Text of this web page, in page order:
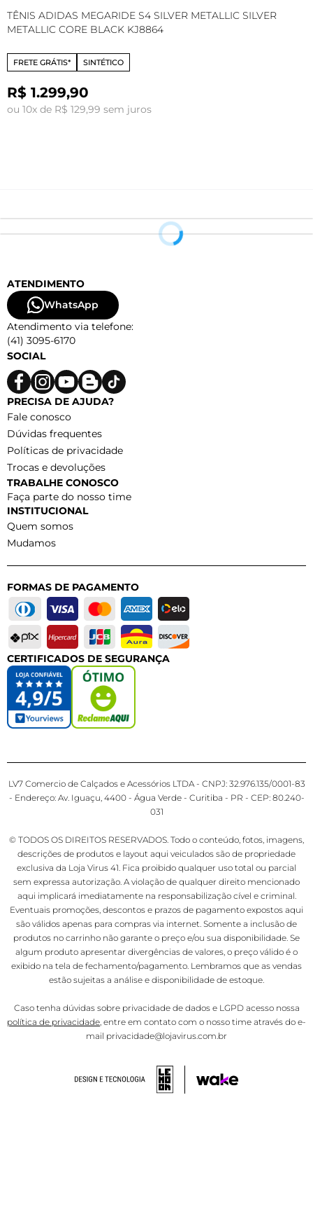
TÊNIS ADIDAS MEGARIDE S4 SILVER METALLIC SILVER
METALLIC CORE BLACK KJ8864
FRETE GRÁTIS* SINTÉTICO
R$ 1.299,90
ou 10x de R$ 129,99 sem juros
ATENDIMENTO
WhatsApp
Atendimento via telefone:
(41) 3095-6170
SOCIAL
PRECISA DE AJUDA?
Fale conosco
Dúvidas frequentes
Políticas de privacidade
Trocas e devoluções
TRABALHE CONOSCO
Faça parte do nosso time
INSTITUCIONAL
Quem somos
Mudamos
FORMAS DE PAGAMENTO
CERTIFICADOS DE SEGURANÇA
LV7 Comercio de Calçados e Acessórios LTDA - CNPJ: 32.976.135/0001-83
- Endereço: Av. Iguaçu, 4400 - Água Verde - Curitiba - PR - CEP: 80.240-
031
© TODOS OS DIREITOS RESERVADOS. Todo o conteúdo, fotos, imagens,
descrições de produtos e layout aqui veiculados são de propriedade
exclusiva da Loja Virus 41. Fica proibido qualquer uso total ou parcial
sem expressa autorização. A violação de qualquer direito mencionado
aqui implicará imediatamente na responsabilização cível e criminal.
Eventuais promoções, descontos e prazos de pagamento expostos aqui
são válidos apenas para compras via internet. Somente a inclusão de
produtos no carrinho não garante o preço e/ou sua disponibilidade. Se
algum produto apresentar divergências de valores, o preço válido é o
exibido na tela de fechamento/pagamento. Lembramos que as vendas
estão sujeitas a análise e disponibilidade de estoque.
Caso tenha dúvidas sobre privacidade de dados e LGPD acesso nossa
política de privacidade , entre em contato com o nosso time através do e-
mail privacidade@lojavirus.com.br